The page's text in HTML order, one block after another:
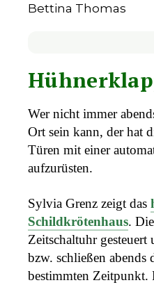
Bettina Thomas
Wer nicht immer
Ort sein kann, der hat
Türen mit einer
aufzurüsten.
Sylvia Grenz zeigt das
Schildkrötenhaus.
Zeitschaltuhr
bzw. schließen abends
bestimmten Zeitpunkt.